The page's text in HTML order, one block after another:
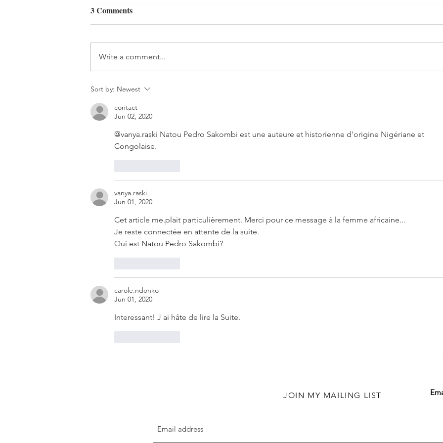
Taking new challenges!
3 Comments
Write a comment...
Sort by: Newest
contact
Jun 02, 2020
@vanya.raski Natou Pedro Sakombi est une auteure et historienne d'origine Nigériane et
Congolaise.
vanya.raski
Jun 01, 2020
Cet article me.plait particulièrement. Merci pour ce message à la femme africaine...
Je reste connectée en attente de la suite.
Qui est Natou Pedro Sakombi?
carole.ndonko
Jun 01, 2020
Interessant! J ai hâte de lire la Suite.
JOIN MY MAILING LIST